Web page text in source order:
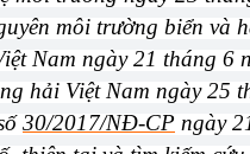
môi trường biển và
Nam ngày 21 tháng 6
hải Việt Nam ngày 25
30/2017/NĐ-CP ngày